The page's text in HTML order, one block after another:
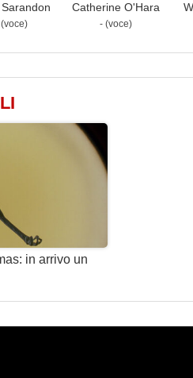
Catherine O'Hara
- (voce)
in arrivo un